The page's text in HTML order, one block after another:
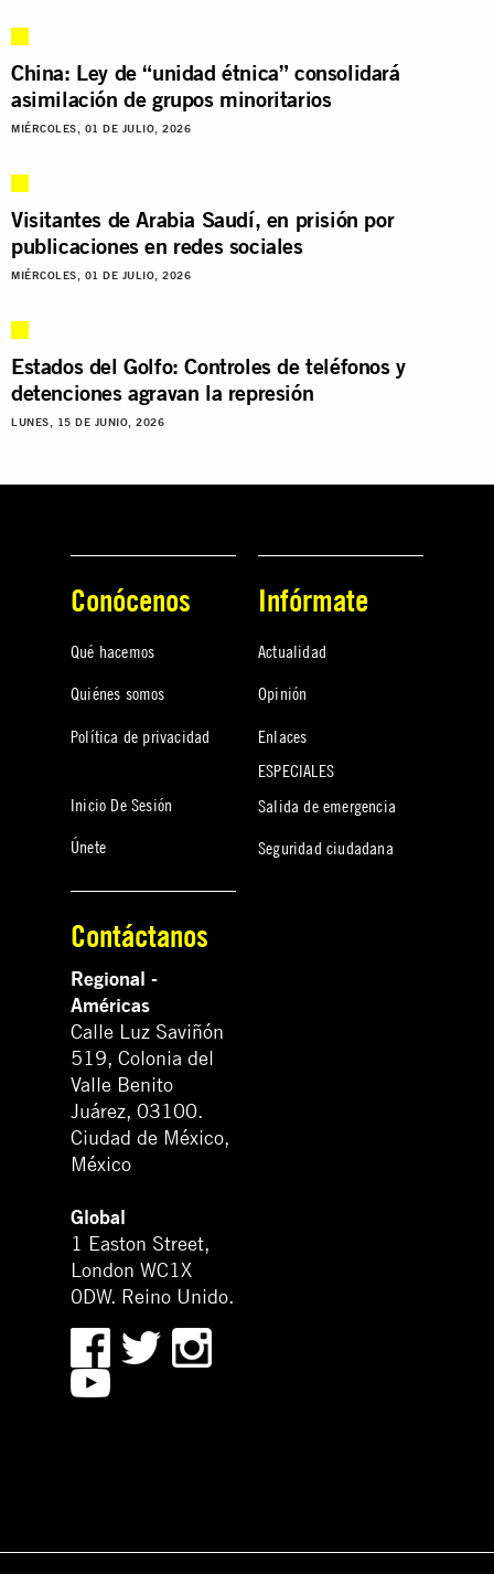
China: Ley de “unidad étnica” consolidará
asimilación de grupos minoritarios
MIÉRCOLES, 01 DE JULIO, 2026
Visitantes de Arabia Saudí, en prisión por
publicaciones en redes sociales
MIÉRCOLES, 01 DE JULIO, 2026
Estados del Golfo: Controles de teléfonos y
detenciones agravan la represión
LUNES, 15 DE JUNIO, 2026
Conócenos
Qué hacemos
Quiénes somos
Política de privacidad
Inicio De Sesión
Únete
Infórmate
Actualidad
Opinión
Enlaces
ESPECIALES
Salida de emergencia
Seguridad ciudadana
Contáctanos
Regional -
Américas
Calle Luz Saviñón
519, Colonia del
Valle Benito
Juárez, 03100.
Ciudad de México,
México
Global
1 Easton Street,
London WC1X
0DW. Reino Unido.